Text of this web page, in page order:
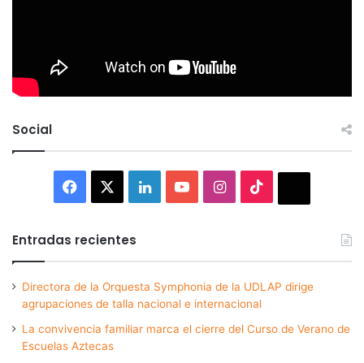
Social
Facebook LinkedInYouTubeInstagram
Entradas recientes
Directora de la Orquesta Symphonia de la UDLAP dirige
agrupaciones de talla nacional e internacional
La convivencia familiar marca el cierre del Curso de Verano de
Escuelas Aztecas